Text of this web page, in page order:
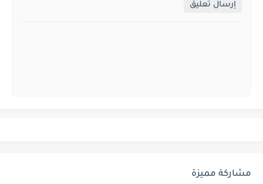
إرسال تعليق
مشاركة مميزة